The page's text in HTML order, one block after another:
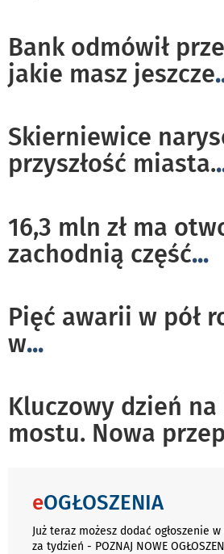
Bank odmówił
jakie masz jeszcze
Skierniewice
przyszłość miasta.
16,3 mln zł ma
zachodnią część...
Pięć awarii w pół
w...
Kluczowy dzień
mostu. Nowa
eOGŁOSZENIA
Już teraz możesz dodać ogłoszenie
za tydzień - POZNAJ NOWE